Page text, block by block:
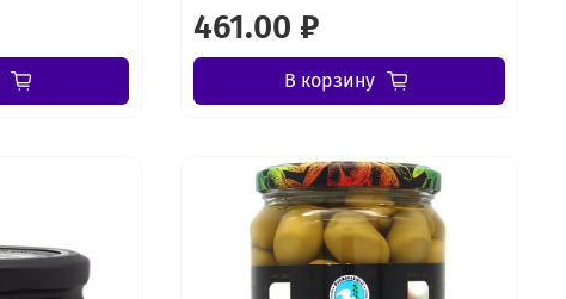
461.00 ₽
В корзину